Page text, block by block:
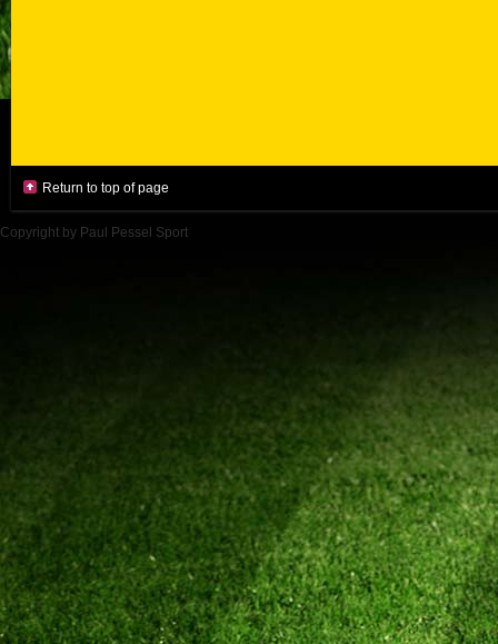
Return to top of page
Copyright by Paul Pessel Sport